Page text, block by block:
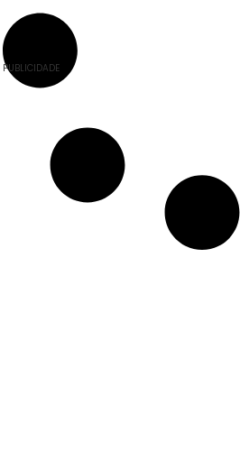
PUBLICIDADE